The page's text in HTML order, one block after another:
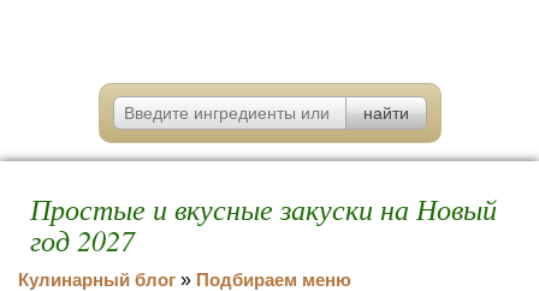
Простые и вкусные закуски на Новый
год 2027
Кулинарный блог » Подбираем меню